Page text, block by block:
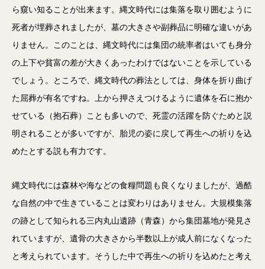
ら窺い知ることが出来ます。縄文時代には集落を取り囲むように
死者が埋葬されましたが、墓の大きさや副葬品に明確な違いがあ
りません。このことは、縄文時代には集団の統率者はいても身分
の上下や貧富の差が大きくあったわけではないことを示している
でしょう。ところで、縄文時代の葬法としては、身体を折り曲げ
た屈葬が有名ですね。上から押さえつけるように遺体を石に抱か
せている（抱石葬）ことも多いので、死霊の活躍を防ぐためと説
明されることが多いですが、胎児の姿に戻して再生への祈りを込
めたとする説も有力です。
縄文時代には森林や海などの食糧問題も良くなりましたが、過酷
な自然の中で生きていることは変わりはありません。大規模集落
の跡として知られる三内丸山遺跡（青森）から集団墓地が発見さ
れていますが、遺骨の大きさから半数以上が成人前になくなった
と考えられています。そうした中で再生への祈りを込めたと考え